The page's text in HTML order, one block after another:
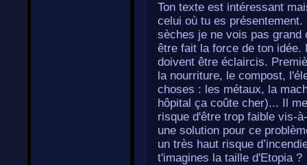
Ton texte est intéressant
celui où tu es
sèches je ne vois pas grand
être fait la force de ton idée.
doivent être éclaircis.
la nourriture, le compost,
choses : les métaux, la
hôpital ça coûte cher)... Il
risque d'être trop faible vis-
une solution pour ce
un très haut risque
t'imagines la taille d'Etopia ?